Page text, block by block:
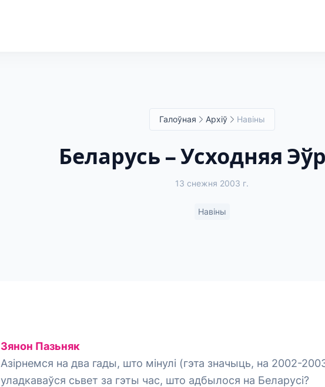
Галоўная Архіў Навіны
Беларусь – Усходняя
13 снежня 2003 г.
Навіны
Зянон Пазьняк
Азірнемся на два гады, што мінулі (гэта значыць, на 2002-
уладкаваўся сьвет за гэты час, што адбылося на Беларусі?